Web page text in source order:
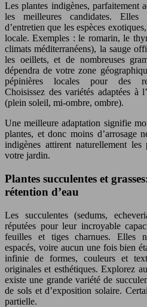
Les plantes indigènes, parfaitement
les meilleures candidates. Elles
d’entretien que les espèces
locale. Exemples : le romarin, le
climats méditerranéens), la sauge
les oeillets, et de nombreuses
dépendra de votre zone
pépinières locales pour des
Choisissez des variétés adaptées à
(plein soleil, mi-ombre, ombre).
Une meilleure adaptation signifie
plantes, et donc moins d’arrosage
indigènes attirent naturellement les
votre jardin.
Plantes succulentes et
rétention d’eau
Les succulentes (sedums,
réputées pour leur incroyable
feuilles et tiges charnues. Elles
espacés, voire aucun une fois bien
infinie de formes, couleurs et
originales et esthétiques. Explorez
existe une grande variété de
de sols et d’exposition solaire.
partielle.